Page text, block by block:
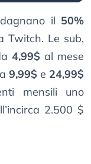
il 50%
Twitch. Le sub,
4,99$al mese
9,99$e 24,99$
mensili uno
2.500 $